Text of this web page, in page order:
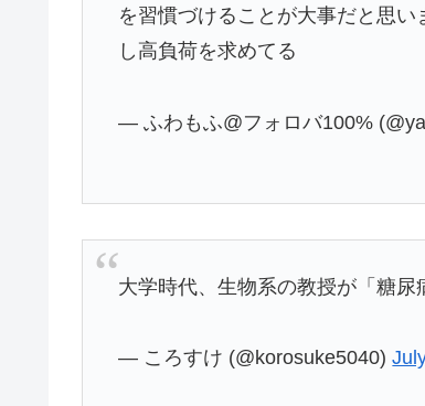
を習慣づけることが大事だと思
し高負荷を求めてる
— ふわもふ@フォロバ100%
大学時代、生物系の教授が「糖尿
— ころすけ (@korosuke5040)